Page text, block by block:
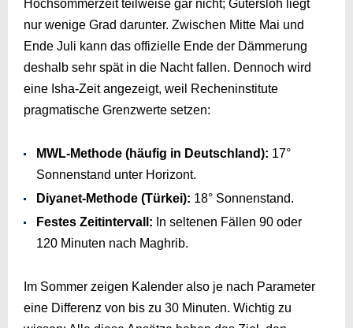
Hochsommerzeit teilweise gar nicht; Gütersloh liegt
nur wenige Grad darunter. Zwischen Mitte Mai und
Ende Juli kann das offizielle Ende der Dämmerung
deshalb sehr spät in die Nacht fallen. Dennoch wird
eine Isha-Zeit angezeigt, weil Recheninstitute
pragmatische Grenzwerte setzen:
MWL-Methode (häufig in Deutschland): 17°
Sonnenstand unter Horizont.
Diyanet-Methode (Türkei): 18° Sonnenstand.
Festes Zeitintervall: In seltenen Fällen 90 oder
120 Minuten nach Maghrib.
Im Sommer zeigen Kalender also je nach Parameter
eine Differenz von bis zu 30 Minuten. Wichtig zu